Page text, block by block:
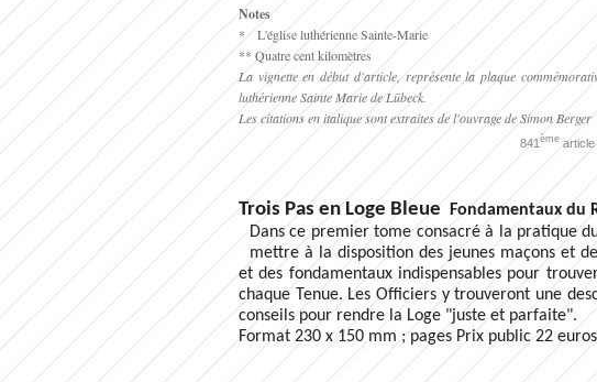
Notes
* L'église luthérienne Sainte-Marie
** Quatre cent kilomètres
La vignette en début d'article, représente la plaque
luthérienne Sainte Marie de Lübeck.
Les citations en italique sont extraites de l'ouvrage de Simon
841 ème article
Trois Pas en Loge Bleue Fondamentaux du
Dans ce premier tome consacré à la pratique
mettre à la disposition des jeunes maçons et
et des fondamentaux indispensables pour
chaque Tenue. Les Officiers y trouveront une
conseils pour rendre la Loge "juste et parfaite".
Format 230 x 150 mm ; pages Prix public 22 euros